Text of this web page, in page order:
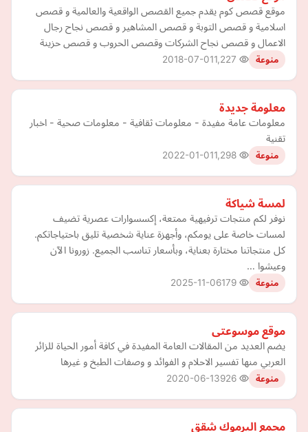
موقع قصص كوم يقدم جميع القصص الواقعية والعالمية و قصص
اسلامية و قصص التوبة و قصص المشاهير و قصص نجاح رجال
الاعمال و قصص نجاح الشركات وقصص الحروب و قصص حزينة
منوعة 2018-07-01
معلومة جديدة
معلومات عامة مفيدة - معلومات ثقافية - معلومات صحية - اخبار
تقنية
منوعة 2022-01-01
لمسة شياكة
نوفر لكم منتجات ترفيهية ممتعة، إكسسوارات عصرية تضيف
لمسات خاصة على يومكم، وأجهزة عناية شخصية تليق باحتياجاتكم.
كل منتجاتنا مختارة بعناية، وبأسعار تناسب الجميع. زورونا الآن
وعيشوا …
منوعة 2025-11-06
موقع موسوعتى
يضم العديد من المقالات العامة المفيدة في كافة أمور الحياة للزائر
العربي منها تفسير الاحلام و الفوائد و وصفات الطبخ و غيرها
منوعة 2020-06-13
مجمع اليرموك شقق